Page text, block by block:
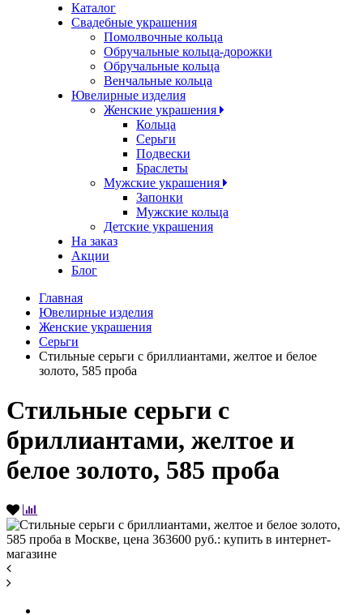
Каталог
Свадебные украшения
Помолвочные кольца
Обручальные кольца-дорожки
Обручальные кольца
Венчальные кольца
Ювелирные изделия
Женские украшения
Кольца
Серьги
Подвески
Браслеты
Мужские украшения
Запонки
Мужские кольца
Детские украшения
На заказ
Акции
Блог
Главная
Ювелирные изделия
Женские украшения
Серьги
Стильные серьги с бриллиантами, желтое и белое
золото, 585 проба
Стильные серьги с
бриллиантами, желтое и
белое золото, 585 проба